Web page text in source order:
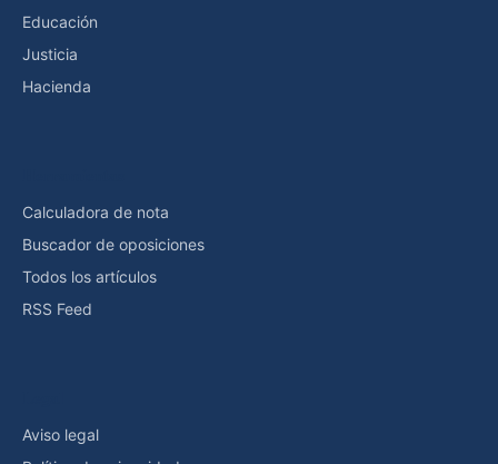
Educación
Justicia
Hacienda
Calculadora de nota
Buscador de oposiciones
Todos los artículos
RSS Feed
Aviso legal